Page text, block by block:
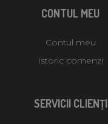
CONTUL MEU
Contul meu
Istoric comenzi
SERVICII CLIENŢI